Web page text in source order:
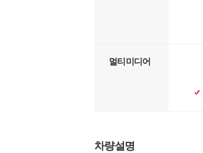
멀티미디어
차량설명